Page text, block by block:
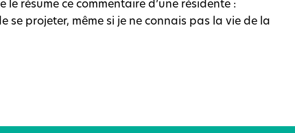
résume ce commentaire d’une résidente :
se projeter, même si je ne connais pas la vie de la